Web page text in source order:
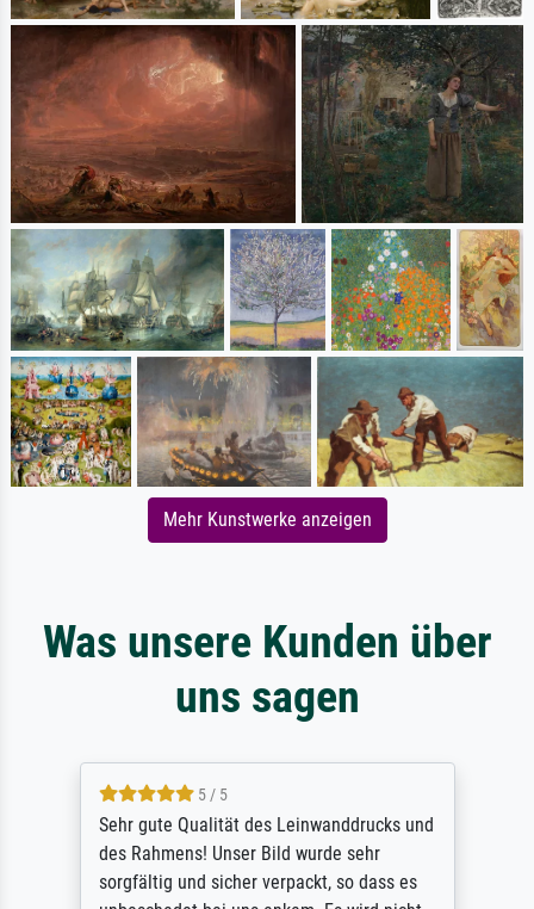
Mehr Kunstwerke anzeigen
Was unsere Kunden über
uns sagen
5 / 5
Sehr gute Qualität des Leinwanddrucks und
des Rahmens! Unser Bild wurde sehr
sorgfältig und sicher verpackt, so dass es